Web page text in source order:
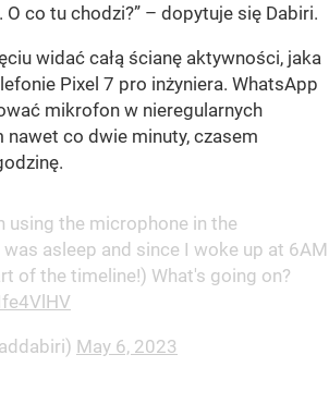
co tu chodzi?” – dopytuje się Dabiri.
widać całą ścianę aktywności, jaka
Pixel 7 pro inżyniera. WhatsApp
mikrofon w nieregularnych
nawet co dwie minuty, czasem
using the microphone in the
asleep and since I woke up at 6AM
of the timeline!) What's going on?
May 6, 2023